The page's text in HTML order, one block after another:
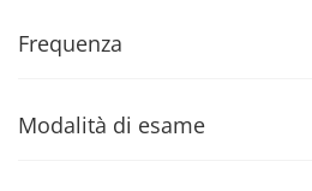
Frequenza
Modalità di esame